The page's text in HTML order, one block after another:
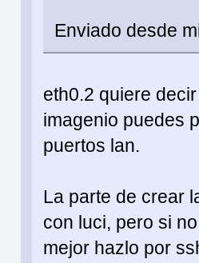
Enviado desde
eth0.2 quiere
imagenio puedes
puertos lan.
La parte de crear
con luci, pero si
mejor hazlo por